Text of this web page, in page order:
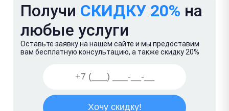
Получи СКИДКУ 20% на
любые услуги
Оставьте заявку на нашем сайте и мы предоставим
вам бесплатную консультацию, а также скидку 20%